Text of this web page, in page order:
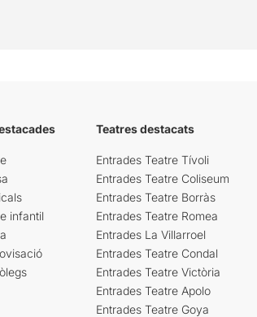
infantil
Teatres destacats
Entrades Teatre Tívoli
Entrades Teatre Coliseum
Entrades Teatre Borràs
Entrades Teatre Romea
Entrades La Villarroel
Entrades Teatre Condal
Entrades Teatre Victòria
Entrades Teatre Apolo
Entrades Teatre Goya